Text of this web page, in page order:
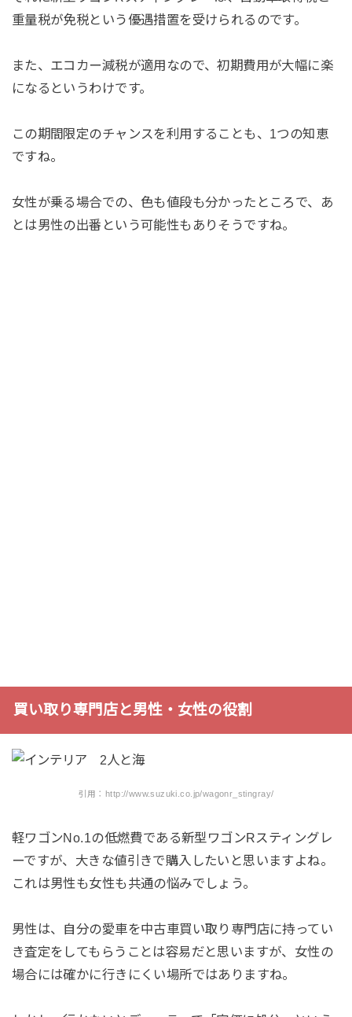
重量税が免税という優遇措置を受けられるのです。
また、エコカー減税が適用なので、初期費用が大幅に楽
になるというわけです。
この期間限定のチャンスを利用することも、1つの知恵
ですね。
女性が乗る場合での、色も値段も分かったところで、あ
とは男性の出番という可能性もありそうですね。
買い取り専門店と男性・女性の役割
引用：http://www.suzuki.co.jp/wagonr_stingray/
軽ワゴンNo.1の低燃費である新型ワゴンRスティングレ
ーですが、大きな値引きで購入したいと思いますよね。
これは男性も女性も共通の悩みでしょう。
男性は、自分の愛車を中古車買い取り専門店に持ってい
き査定をしてもらうことは容易だと思いますが、女性の
場合には確かに行きにくい場所ではありますね。